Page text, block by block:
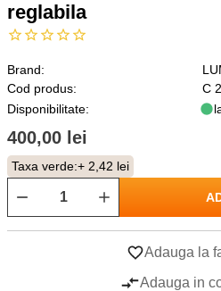
reglabila
Brand:
Cod produs:
C
Disponibilitate:
400,00 lei
Taxa verde:+ 2,42 lei
Adauga la
Adauga in